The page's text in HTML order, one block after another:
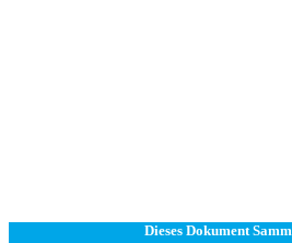
Dieses Dokument